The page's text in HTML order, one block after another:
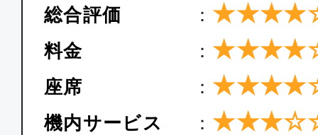
総合評価
：
料金 ：
座席 ：
機内サービス ：